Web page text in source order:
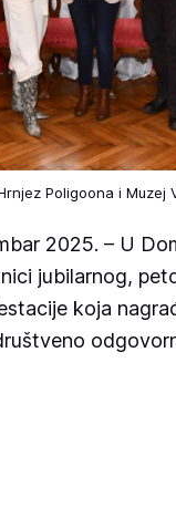
Poligoona i Muzej
2025. – U
jubilarnog,
koja